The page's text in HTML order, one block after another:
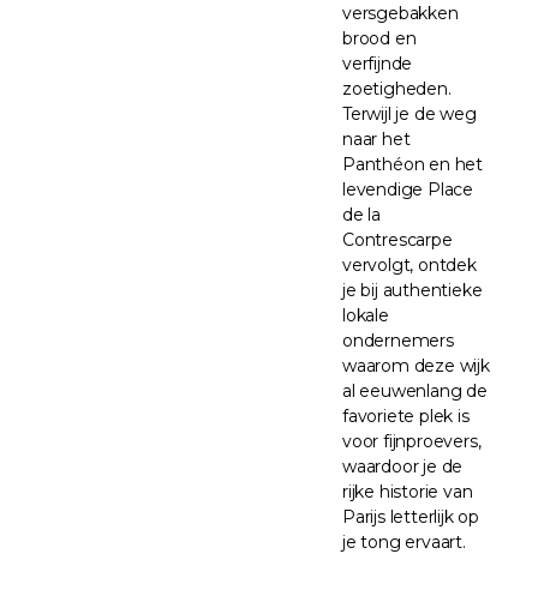
versgebakken
brood en
verfijnde
zoetigheden.
Terwijl je de weg
naar het
Panthéon en het
levendige Place
de la
Contrescarpe
vervolgt, ontdek
je bij authentieke
lokale
ondernemers
waarom deze wijk
al eeuwenlang de
favoriete plek is
voor fijnproevers,
waardoor je de
rijke historie van
Parijs letterlijk op
je tong ervaart.